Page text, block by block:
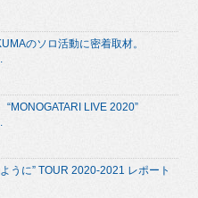
のソロ活動に密着取材。
“MONOGATARI LIVE 2020”
うに” TOUR 2020-2021 レポート